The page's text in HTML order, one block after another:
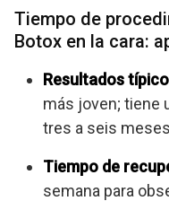
Tiempo de
Botox en la cara:
Resultados
más joven; tiene
tres a seis
Tiempo de
semana para